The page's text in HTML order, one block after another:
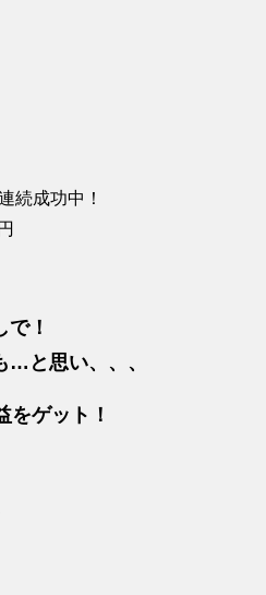
成功中！
！
…と思い、、、
をゲット！